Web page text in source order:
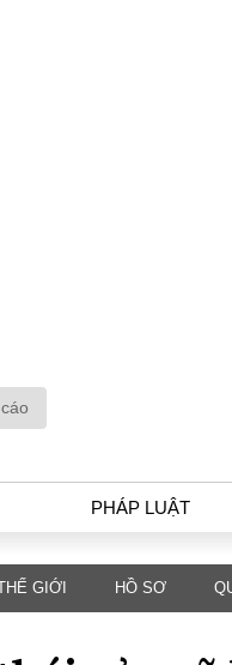
PHÁP LUẬT
PHÁP LUẬT
GIỚI HỒ SƠ